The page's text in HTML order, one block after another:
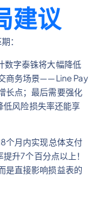
建议
：
字泰铢将大幅降低
商务场景——Line Pay
长点；最后需要强化
风险损失率还能享
个月内实现总体支付
升7个百分点以上！
是直接影响损益表的